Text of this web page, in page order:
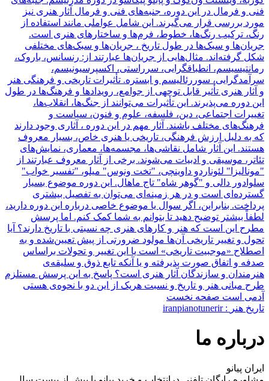
تاریخ هنر : iranpianotunerir
درباره ما
ایران پیانو